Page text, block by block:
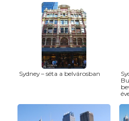
Sydney – séta a belvárosban